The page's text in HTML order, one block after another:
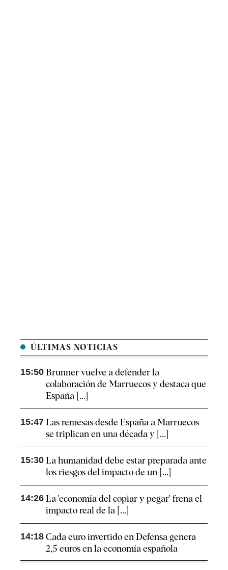
ÚLTIMAS NOTICIAS
15:50 Brunner vuelve a defender la
colaboración de Marruecos y destaca que
España [...]
15:47 Las remesas desde España a Marruecos
se triplican en una década y [...]
15:30 La humanidad debe estar preparada ante
los riesgos del impacto de un [...]
14:26 La 'economía del copiar y pegar' frena el
impacto real de la [...]
14:18 Cada euro invertido en Defensa genera
2,5 euros en la economía española